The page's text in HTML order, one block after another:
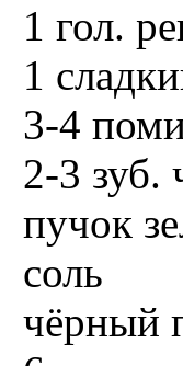
1 гол.
1
3-4
2-3 зуб.
пучок
соль
чёрный